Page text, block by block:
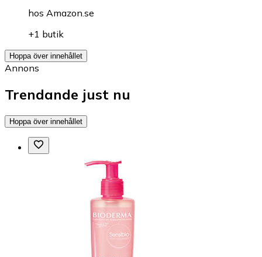
hos Amazon.se
+1 butik
Hoppa över innehållet
Annons
Trendande just nu
Hoppa över innehållet